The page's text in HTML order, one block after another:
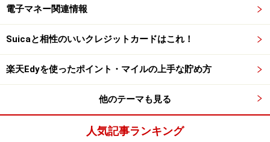
可能です。また、お買物安心保険や海外旅行傷害保険が
付帯されているのも嬉しいですね。
三井住友カード提供のVisa payWaveスマートフォンアプリの
電子マネー関連情報
Suicaと相性のいいクレジットカードはこれ！
楽天Edyを使ったポイント・マイルの上手な貯め方
他のテーマも見る
人気記事ランキング